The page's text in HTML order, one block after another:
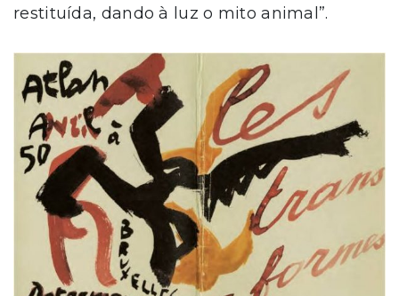
restituída, dando à luz o mito animal”.